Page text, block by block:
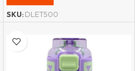
SKU:DLET500